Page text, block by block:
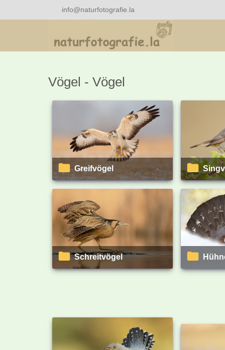
info@naturfotografie.la
Vögel - Vögel
Greifvögel
Schreitvögel